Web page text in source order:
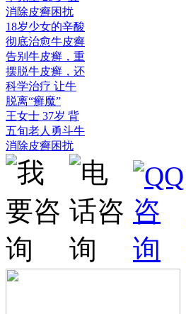
消除皮癣困扰
18岁少女的辛酸
彻底治愈牛皮癣
告别牛皮癣，重
摆脱牛皮癣，还
科学治疗 让牛
脱离“癣魔”
王女士 37岁 背
五旬老人勇斗牛
消除皮癣困扰